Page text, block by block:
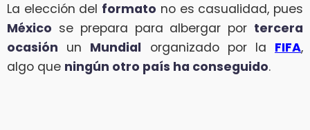
La elección del formato no es casualidad, pues
México se prepara para albergar por tercera
ocasión un Mundial organizado por la FIFA,
algo que ningún otro país ha conseguido.